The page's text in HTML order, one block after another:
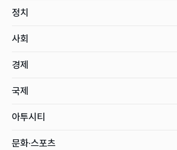
정치
사회
경제
국제
아투시티
문화·스포츠